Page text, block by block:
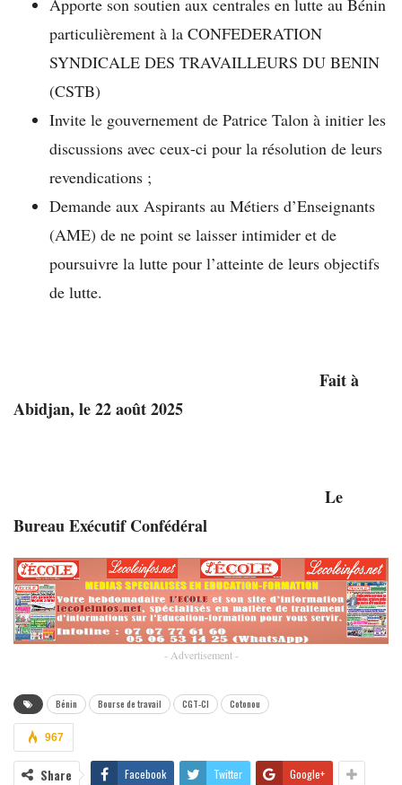
Apporte son soutien aux centrales en lutte au Bénin
particulièrement à la CONFEDERATION
SYNDICALE DES TRAVAILLEURS DU BENIN
(CSTB)
Invite le gouvernement de Patrice Talon à initier les
discussions avec ceux-ci pour la résolution de leurs
revendications ;
Demande aux Aspirants au Métiers d’Enseignants
(AME) de ne point se laisser intimider et de
poursuivre la lutte pour l’atteinte de leurs objectifs
de lutte.
Fait à
Abidjan, le 22 août 2025
Le
Bureau Exécutif Confédéral
- Advertisement -
Bénin Bourse de travail CGT-CI Cotonou
967
Share Facebook Twitter Google+